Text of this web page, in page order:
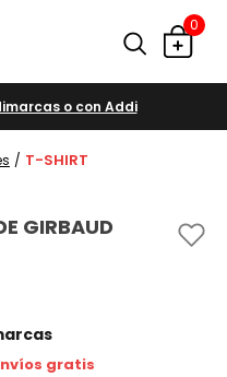
0
o con Addi
T-SHIRT
GIRBAUD
gratis